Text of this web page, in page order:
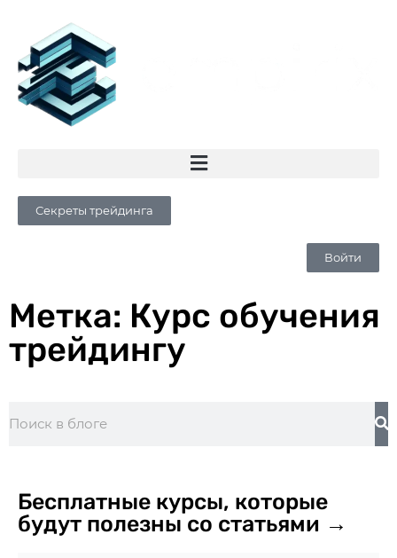
Секреты трейдинга
Войти
Метка: Курс обучения
трейдингу
Бесплатные курсы, которые
будут полезны со статьями →